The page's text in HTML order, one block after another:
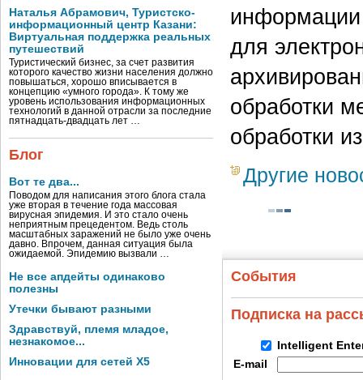
Наталья Абрамович, Туристско-
информационный центр Казани:
Виртуальная поддержка реальных
путешествий
Туристический бизнес, за счет развития
которого качество жизни населения должно
повышаться, хорошо вписывается в
концепцию «умного города». К тому же
уровень использования информационных
технологий в данной отрасли за последние
пятнадцать-двадцать лет …
Блог
Вот те два...
Поводом для написания этого блога стала
уже вторая в течение года массовая
вирусная эпидемия. И это стало очень
неприятным прецедентом. Ведь столь
масштабных заражений не было уже очень
давно. Впрочем, данная ситуация была
ожидаемой. Эпидемию вызвали …
Не все апдейты одинаково
полезны
Утечки бывают разными
Здравствуй, племя младое,
незнакомое...
Инновации для сетей X5
для
обработки
обработки
Другие
События
Подписка на
Intelligent
E-mail